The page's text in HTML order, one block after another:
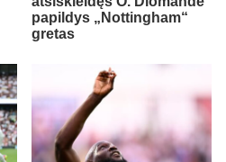
papildys „Nottingham“
gretas